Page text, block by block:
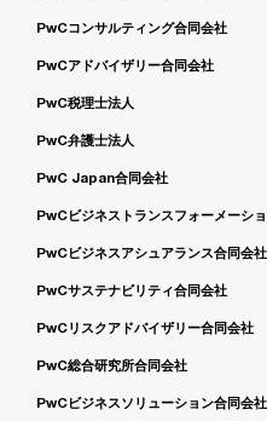
PwCコンサルティング合同会社
PwCアドバイザリー合同会社
PwC税理士法人
PwC弁護士法人
PwC Japan合同会社
PwCビジネストランスフォーメーシ
PwCビジネスアシュアランス合同会社
PwCサステナビリティ合同会社
PwCリスクアドバイザリー合同会社
PwC総合研究所合同会社
PwCビジネスソリューション合同会社